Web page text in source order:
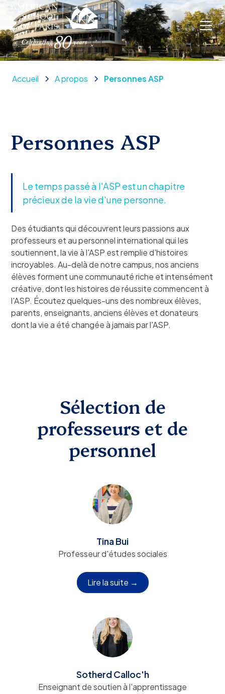
Accueil A propos Personnes ASP
Personnes ASP
Le temps passé à l'ASP est un chapitre
précieux de la vie d'une personne.
Des étudiants qui découvrent leurs passions aux
professeurs et au personnel international qui les
soutiennent, la vie à l'ASP est remplie d'histoires
incroyables. Au-delà de notre campus, nos anciens
élèves forment une communauté riche et intensément
créative, dont les histoires de réussite commencent à
l'ASP. Écoutez quelques-uns des nombreux élèves,
parents, enseignants, anciens élèves et donateurs
dont la vie a été changée à jamais par l'ASP.
Sélection de
professeurs et de
personnel
Tina Bui
Professeur d'études sociales
Lire la suite →
Sotherd Calloc'h
Enseignant de soutien à l'apprentissage